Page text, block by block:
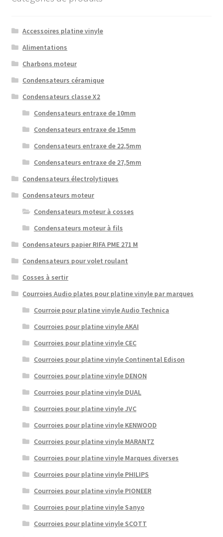
Accessoires platine vinyle
Alimentations
Charbons moteur
Condensateurs céramique
Condensateurs classe X2
Condensateurs entraxe de 10mm
Condensateurs entraxe de 15mm
Condensateurs entraxe de 22,5mm
Condensateurs entraxe de 27,5mm
Condensateurs électrolytiques
Condensateurs moteur
Condensateurs moteur à cosses
Condensateurs moteur à fils
Condensateurs papier RIFA PME 271 M
Condensateurs pour volet roulant
Cosses à sertir
Courroies Audio plates pour platine vinyle par marques
Courroie pour platine vinyle Audio Technica
Courroies pour platine vinyle AKAI
Courroies pour platine vinyle CEC
Courroies pour platine vinyle Continental Edison
Courroies pour platine vinyle DENON
Courroies pour platine vinyle DUAL
Courroies pour platine vinyle JVC
Courroies pour platine vinyle KENWOOD
Courroies pour platine vinyle MARANTZ
Courroies pour platine vinyle Marques diverses
Courroies pour platine vinyle PHILIPS
Courroies pour platine vinyle PIONEER
Courroies pour platine vinyle Sanyo
Courroies pour platine vinyle SCOTT